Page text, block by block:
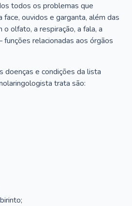
todos os problemas que
face, ouvidos e garganta, além das
olfato, a respiração, a fala, a
funções relacionadas aos órgãos
doenças e condições da lista
trata são: